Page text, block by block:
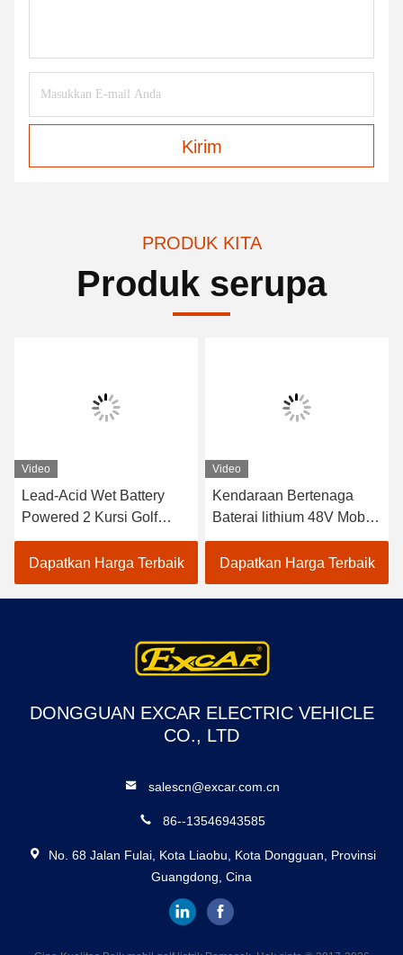
Kirim
PRODUK KITA
Produk serupa
Video
Lead-Acid Wet Battery
Powered 2 Kursi Golf
Carts / Electric Buggy Car
Golf
Dapatkan Harga Terbaik
Video
Kendaraan Bertenaga
Baterai lithium 48V Mobil
Golf Listrik EXCAR
A1S6+2 Putih
Dapatkan Harga Terbaik
DONGGUAN EXCAR ELECTRIC VEHICLE
CO., LTD
salescn@excar.com.cn
86--13546943585
No. 68 Jalan Fulai, Kota Liaobu, Kota Dongguan, Provinsi
Guangdong, Cina